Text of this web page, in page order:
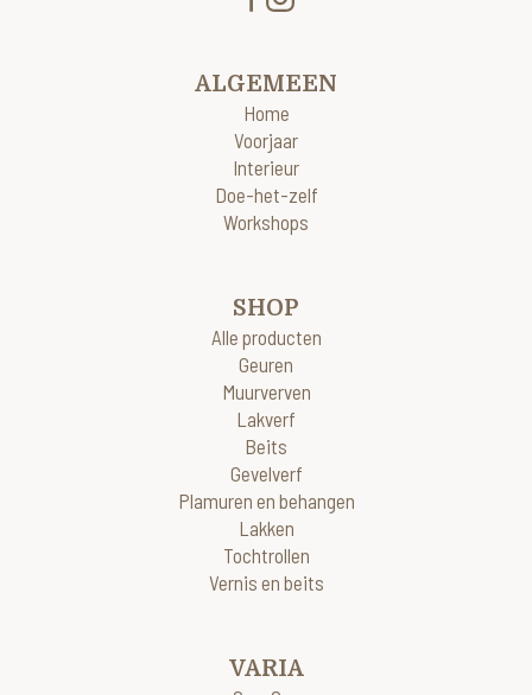
ALGEMEEN
Home
Voorjaar
Interieur
Doe-het-zelf
Workshops
SHOP
Alle producten
Geuren
Muurverven
Lakverf
Beits
Gevelverf
Plamuren en behangen
Lakken
Tochtrollen
Vernis en beits
VARIA